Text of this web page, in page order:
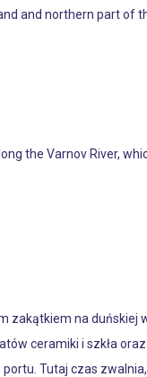
and northern part of
the Varnov River,
na duńskiej
ceramiki i szkła
Tutaj czas